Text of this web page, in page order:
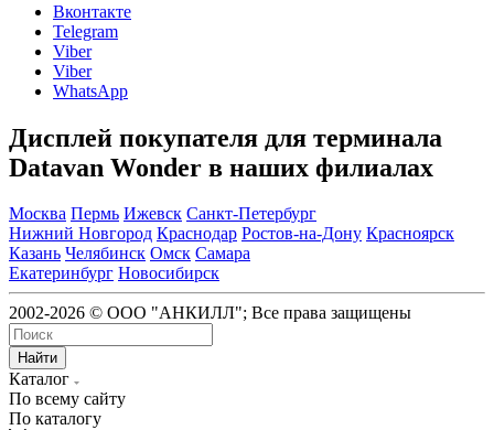
Вконтакте
Telegram
Viber
Viber
WhatsApp
Дисплей покупателя для терминала
Datavan Wonder в наших филиалах
Москва Пермь Ижевск Санкт-Петербург
Нижний Новгород Краснодар Ростов-на-Дону Красноярск
Казань Челябинск Омск Самара
Екатеринбург Новосибирск
2002-2026 © ООО "АНКИЛЛ"; Все права защищены
Найти
Каталог
По всему сайту
По каталогу